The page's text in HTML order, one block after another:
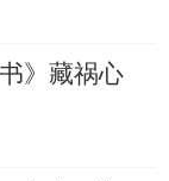
》藏祸心